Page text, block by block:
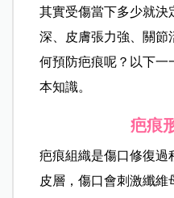
其實受傷當下多少就決
深、皮膚張力強、關節
何預防疤痕呢？以下一
本知識。
疤痕
疤痕組織是傷口修復過
皮層，傷口會刺激纖